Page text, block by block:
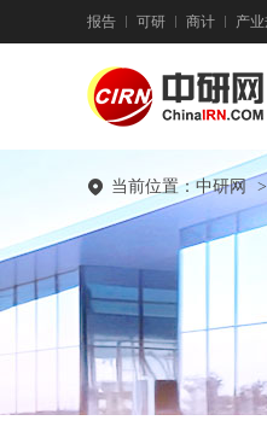
报告 可研 商计 产业
当前位置：中研网 >